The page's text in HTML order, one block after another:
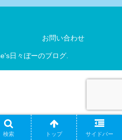
お問い合わせ
日々ぼーのブログ.
検索 トップ サイドバー